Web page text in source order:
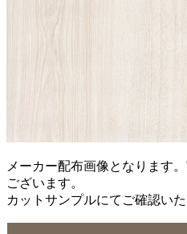
メーカー配布画像となります
ございます。
カットサンプルにてご確認い